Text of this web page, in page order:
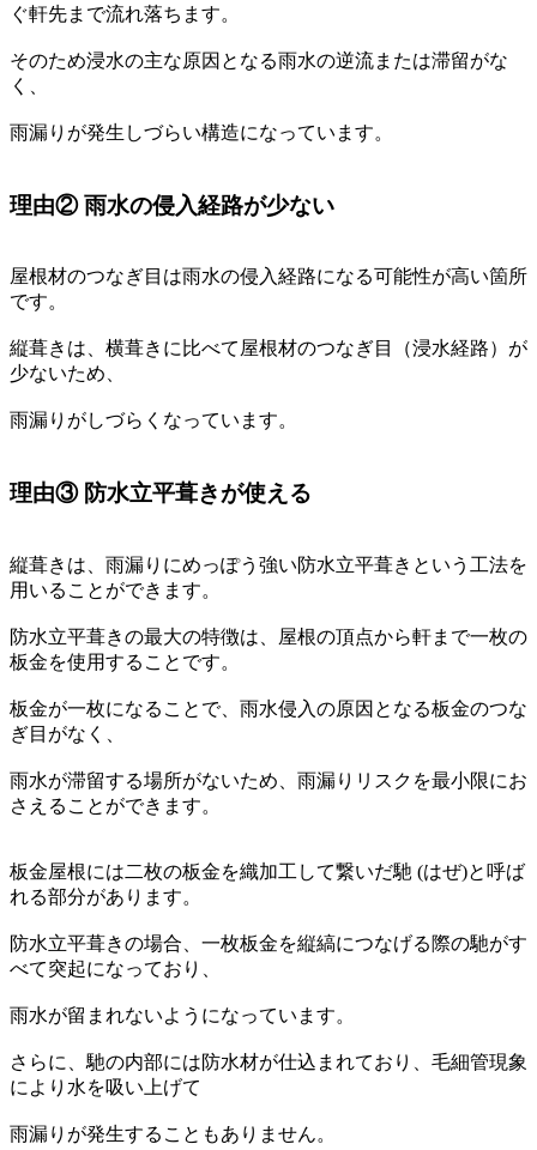
ぐ軒先まで流れ落ちます。
そのため浸水の主な原因となる雨水の逆流または滞留がな
く、
雨漏りが発生しづらい構造になっています。
理由② 雨水の侵入経路が少ない
屋根材のつなぎ目は雨水の侵入経路になる可能性が高い箇所
です。
縦葺きは、横葺きに比べて屋根材のつなぎ目（浸水経路）が
少ないため、
雨漏りがしづらくなっています。
理由③ 防水立平葺きが使える
縦葺きは、雨漏りにめっぽう強い防水立平葺きという工法を
用いることができます。
防水立平葺きの最大の特徴は、屋根の頂点から軒まで一枚の
板金を使用することです。
板金が一枚になることで、雨水侵入の原因となる板金のつな
ぎ目がなく、
雨水が滞留する場所がないため、雨漏りリスクを最小限にお
さえることができます。
板金屋根には二枚の板金を織加工して繋いだ馳 (はぜ)と呼ば
れる部分があります。
防水立平葺きの場合、一枚板金を縦縞につなげる際の馳がす
べて突起になっており、
雨水が留まれないようになっています。
さらに、馳の内部には防水材が仕込まれており、毛細管現象
により水を吸い上げて
雨漏りが発生することもありません。